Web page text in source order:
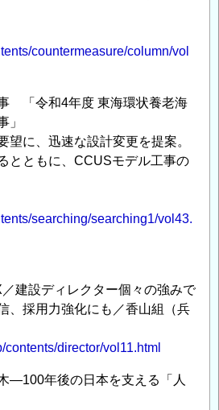
countermeasure/column/vol
「令和4年度 東海環状養老海
」
に、迅速な設計変更を提案。
とともに、CCUSモデル工事の
searching/searching1/vol43.
建設ディレクター個々の強みで
、採用力強化にも／香山組（兵
contents/director/vol11.html
年後の日本を支える「人